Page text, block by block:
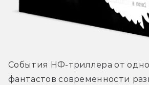
События НФ-триллера от
фантастов современности